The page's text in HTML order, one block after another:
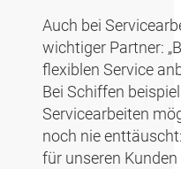
Auch bei
wichtiger Partner:
flexiblen Service
Bei Schiffen
Servicearbeiten
noch nie
für unseren Kunden